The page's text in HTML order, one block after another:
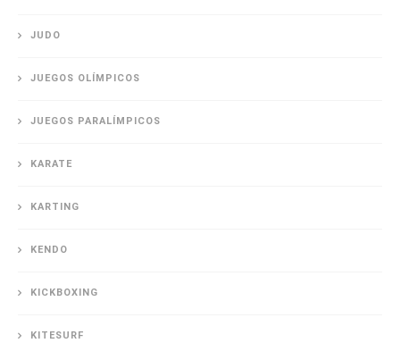
JUDO
JUEGOS OLÍMPICOS
JUEGOS PARALÍMPICOS
KARATE
KARTING
KENDO
KICKBOXING
KITESURF